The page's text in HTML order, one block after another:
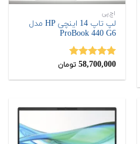
اچ‌پی
لپ تاپ 14 اینچی HP مدل
ProBook 440 G6
نمره5.00
58,700,000 تومان